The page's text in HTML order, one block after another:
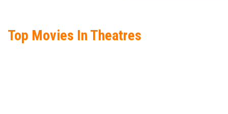
Top Movies In Theatres